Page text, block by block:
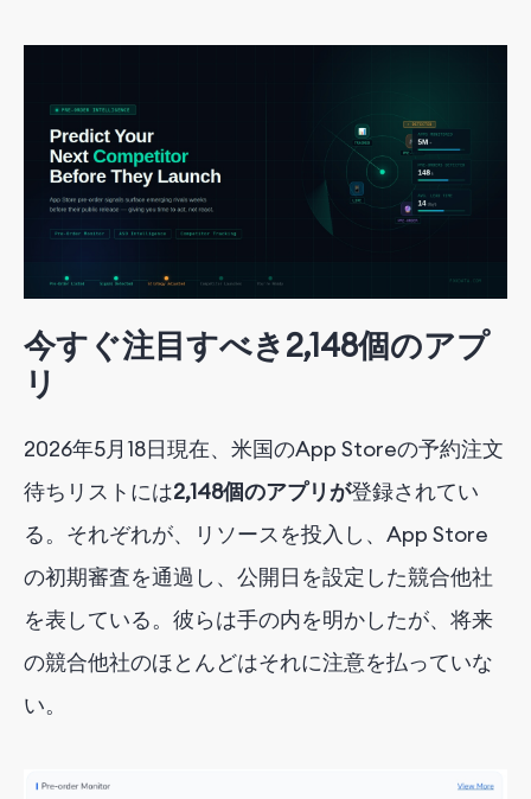
今すぐ注目すべき2,148個のアプ
リ
2026年5月18日現在、米国のApp Storeの予約注文
待ちリストには2,148個のアプリが登録されてい
る。それぞれが、リソースを投入し、App Store
の初期審査を通過し、公開日を設定した競合他社
を表している。彼らは手の内を明かしたが、将来
の競合他社のほとんどはそれに注意を払っていな
い。